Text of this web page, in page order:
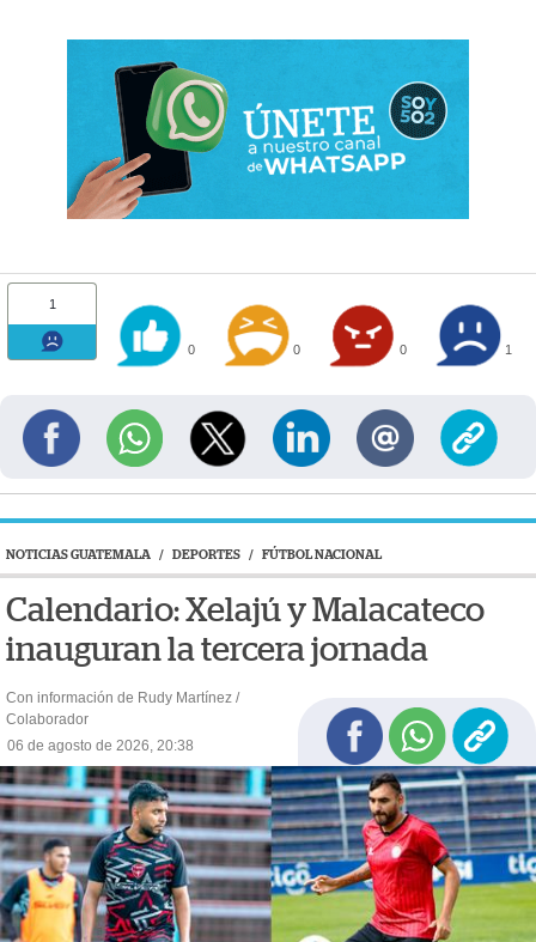
1
0 0 0 1
NOTICIAS GUATEMALA / DEPORTES / FÚTBOL NACIONAL
Calendario: Xelajú y Malacateco
inauguran la tercera jornada
Con información de Rudy Martínez /
Colaborador
06 de agosto de 2026, 20:38